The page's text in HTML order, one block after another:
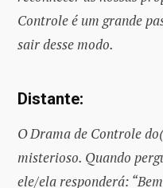
Controle é um grande
sair desse modo.
Distante:
O Drama de Controle
misterioso. Quando
ele/ela responderá: